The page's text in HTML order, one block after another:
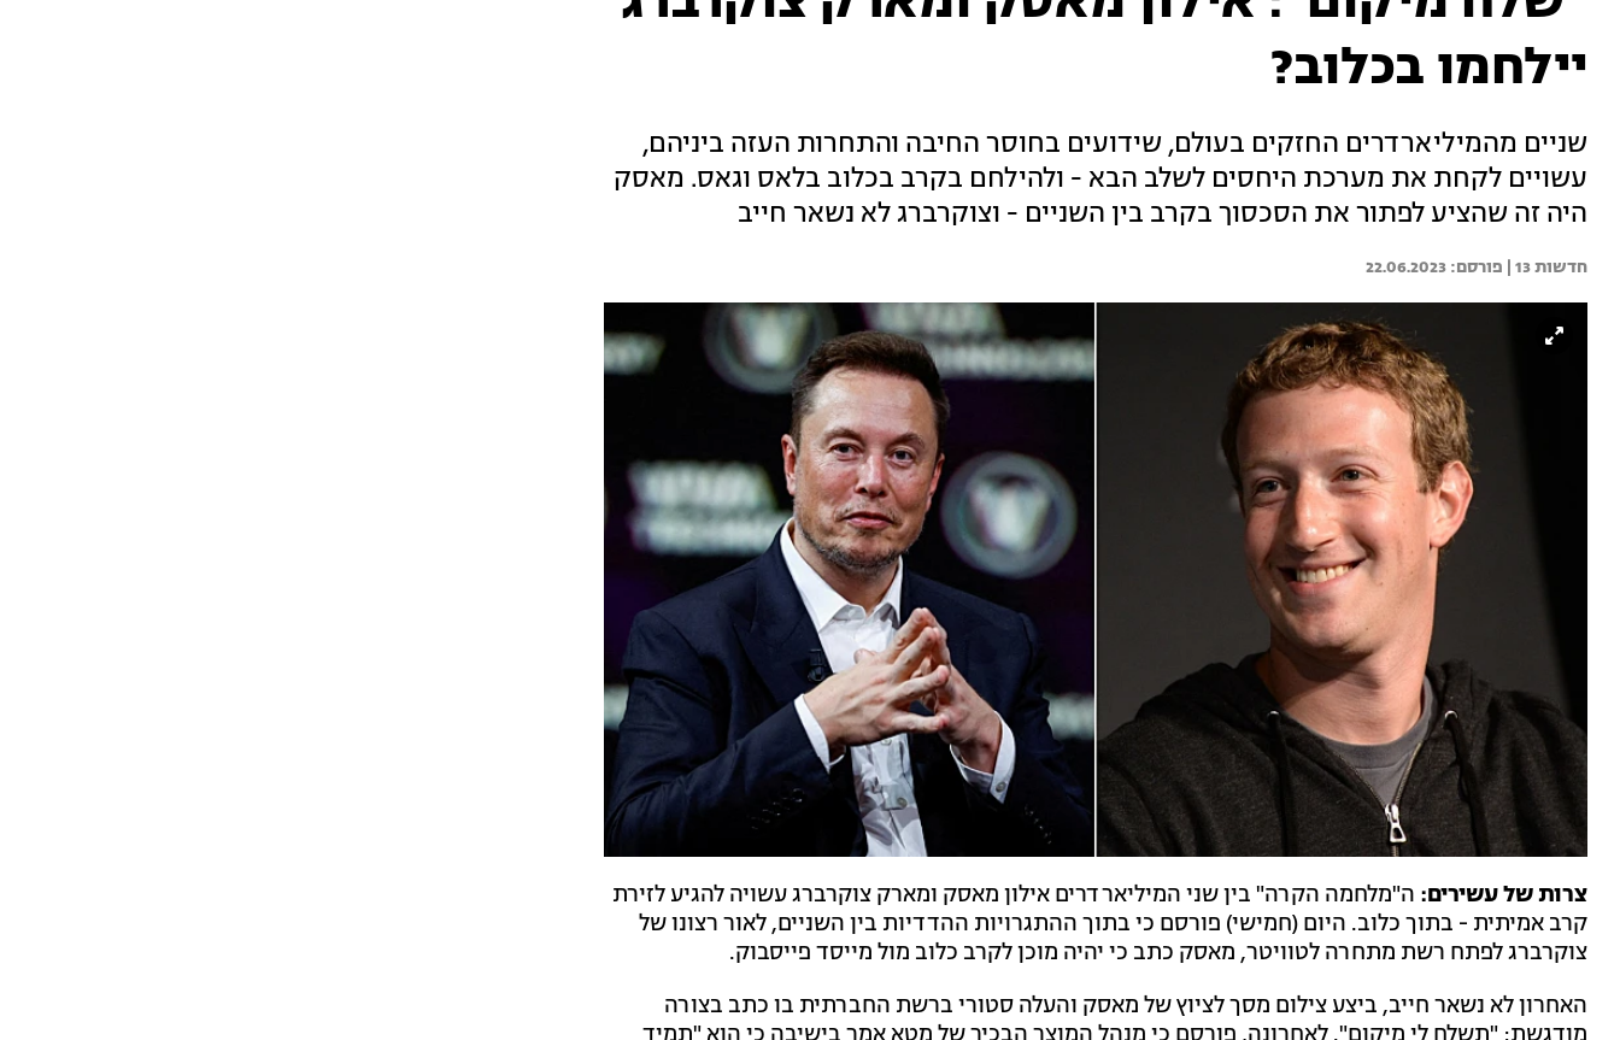
יילחמו בכלוב?
שניים מהמיליארדרים החזקים בעולם, שידועים בחוסר החיבה והתחרות העזה ביניהם,
עשויים לקחת את מערכת היחסים לשלב הבא - ולהילחם בקרב בכלוב בלאס וגאס. מאסק
היה זה שהציע לפתור את הסכסוך בקרב בין השניים - וצוקרברג לא נשאר חייב
חדשות 13 | 22.06.2023
צרות של עשירים: ה"מלחמה הקרה" בין שני המיליארדרים אילון מאסק ומארק צוקרברג עשויה להגיע לזירת
קרב אמיתית - בתוך כלוב. היום (חמישי) פורסם כי בתוך ההתגרויות ההדדיות בין השניים, לאור רצונו של
צוקרברג לפתח רשת מתחרה לטוויטר, מאסק כתב כי יהיה מוכן לקרב כלוב מול מייסד פייסבוק.
האחרון לא נשאר חייב, ביצע צילום מסך לציוץ של מאסק והעלה סטורי ברשת החברתית בו כתב בצורה